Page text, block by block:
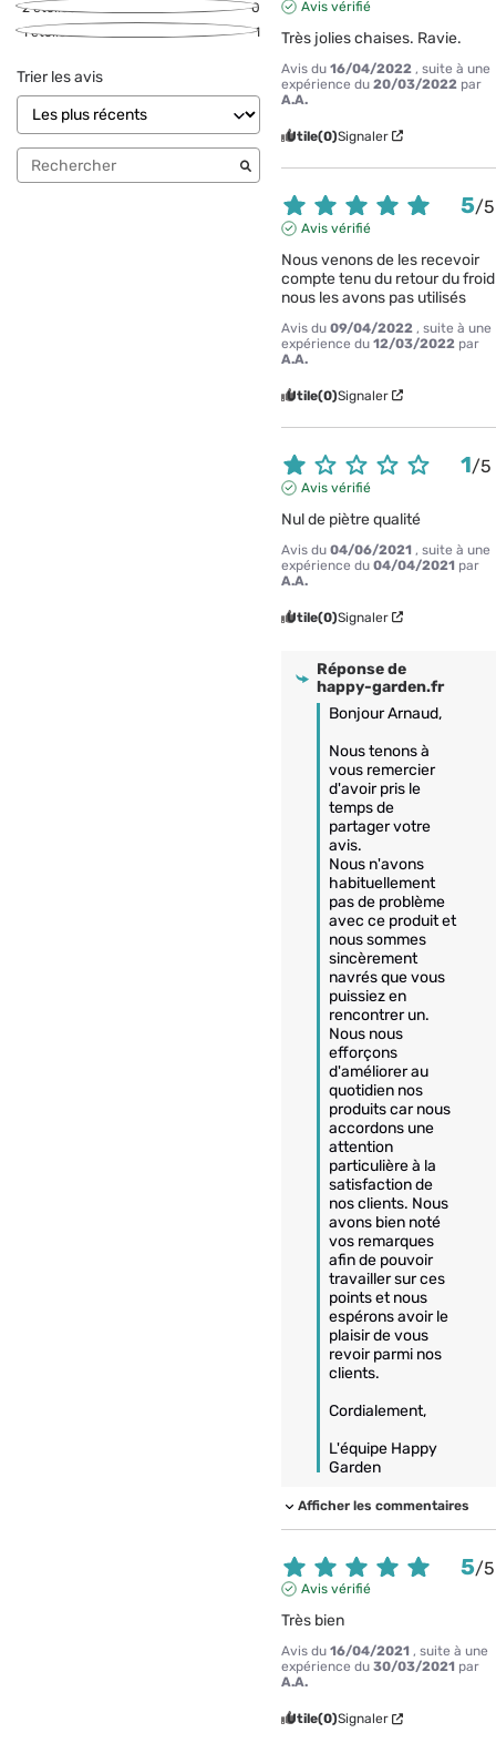
2étoiles
0
1étoile 1
Trier les avis
Avis vérifié
Très jolies chaises. Ravie.
Avis du16/04/2022 , suite à une
expérience du20/03/2022 par
A.A.
Utile(0)Signaler
5/5
Avis vérifié
Nous venons de les recevoir
compte tenu du retour du froid
nous les avons pas utilisés
Avis du09/04/2022 , suite à une
expérience du12/03/2022 par
A.A.
Utile(0)Signaler
1/5
Avis vérifié
Nul de piètre qualité
Avis du04/06/2021 , suite à une
expérience du04/04/2021 par
A.A.
Utile(0)Signaler
Réponse de
happy-garden.fr
Bonjour Arnaud,
Nous tenons à
vous remercier
d'avoir pris le
temps de
partager votre
avis.
Nous n'avons
habituellement
pas de problème
avec ce produit et
nous sommes
sincèrement
navrés que vous
puissiez en
rencontrer un.
Nous nous
efforçons
d'améliorer au
quotidien nos
produits car nous
accordons une
attention
particulière à la
satisfaction de
nos clients. Nous
avons bien noté
vos remarques
afin de pouvoir
travailler sur ces
points et nous
espérons avoir le
plaisir de vous
revoir parmi nos
clients.
Cordialement,
L'équipe Happy
Afficher les commentaires
5/5
Avis vérifié
Très bien
Avis du16/04/2021 , suite à une
expérience du30/03/2021 par
A.A.
Utile(0)Signaler